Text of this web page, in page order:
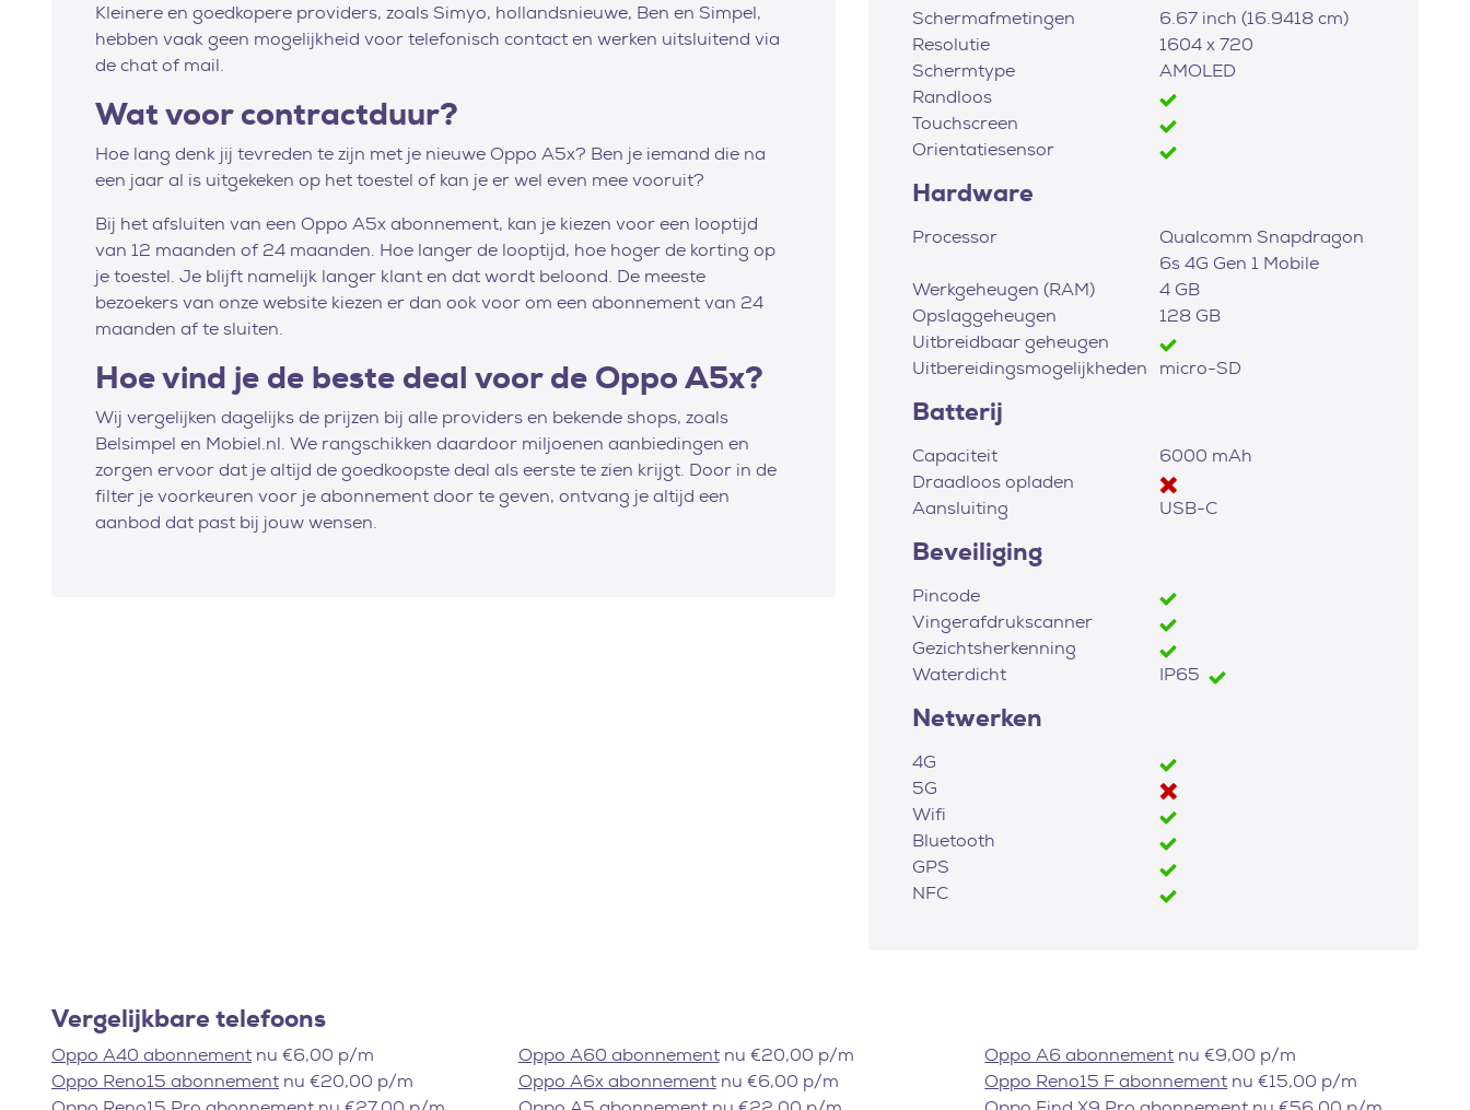
Kleinere en goedkopere providers, zoals Simyo, hollandsnieuwe, Ben en Simpel,
hebben vaak geen mogelijkheid voor telefonisch contact en werken uitsluitend via
de chat of mail.
Wat voor contractduur?
Hoe lang denk jij tevreden te zijn met je nieuwe Oppo A5x? Ben je iemand die na
een jaar al is uitgekeken op het toestel of kan je er wel even mee vooruit?
Bij het afsluiten van een Oppo A5x abonnement, kan je kiezen voor een looptijd
van 12 maanden of 24 maanden. Hoe langer de looptijd, hoe hoger de korting op
je toestel. Je blijft namelijk langer klant en dat wordt beloond. De meeste
bezoekers van onze website kiezen er dan ook voor om een abonnement van 24
maanden af te sluiten.
Hoe vind je de beste deal voor de Oppo A5x?
Wij vergelijken dagelijks de prijzen bij alle providers en bekende shops, zoals
Belsimpel en Mobiel.nl. We rangschikken daardoor miljoenen aanbiedingen en
zorgen ervoor dat je altijd de goedkoopste deal als eerste te zien krijgt. Door in de
filter je voorkeuren voor je abonnement door te geven, ontvang je altijd een
aanbod dat past bij jouw wensen.
Schermafmetingen
6.67 inch (16.9418 cm)
Resolutie
1604 x 720
Schermtype
AMOLED
Randloos
Touchscreen
Orientatiesensor
Hardware
Processor
Qualcomm Snapdragon
6s 4G Gen 1 Mobile
Werkgeheugen (RAM)
4 GB
Opslaggeheugen
128 GB
Uitbreidbaar geheugen
Uitbereidingsmogelijkheden
micro-SD
Batterij
Capaciteit
6000 mAh
Draadloos opladen
Aansluiting
USB-C
Beveiliging
Pincode
Vingerafdrukscanner
Gezichtsherkenning
Waterdicht
IP65
Netwerken
4G
5G
Wifi
Bluetooth
GPS
NFC
Vergelijkbare telefoons
Oppo A40 abonnement nu €6,00 p/m Oppo A60 abonnementnu €20,00 p/m Oppo A6 abonnement nu €9,00 p/m
Oppo Reno15 abonnement nu €20,00 p/m Oppo A6x abonnementnu €6,00 p/m Oppo Reno15 F abonnement nu €15,00 p/m